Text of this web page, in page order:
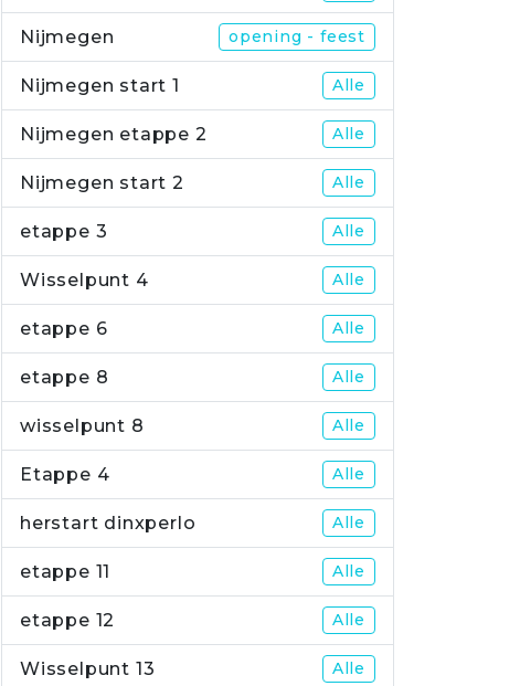
Nijmegen opening - feest
Nijmegen start 1 Alle
Nijmegen etappe 2 Alle
Nijmegen start 2 Alle
etappe 3 Alle
Wisselpunt 4 Alle
etappe 6 Alle
etappe 8 Alle
wisselpunt 8 Alle
Etappe 4 Alle
herstart dinxperlo Alle
etappe 11 Alle
etappe 12 Alle
Wisselpunt 13 Alle